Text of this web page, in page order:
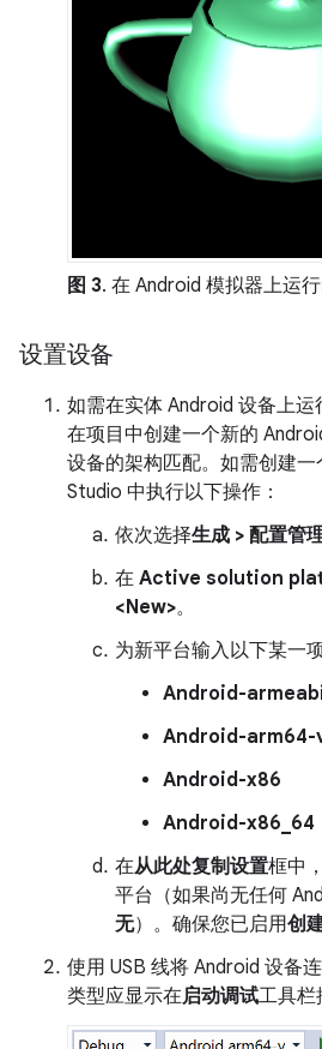
图 3. 在 Android 模拟器上运
设置设备
如需在实体 Android 设备上
在项目中创建一个新的
设备的架构匹配。如需创建一
Studio 中执行以下操作：
依次选择生成 > 配置管
在 Active solution
<New>。
为新平台输入以下某一
Android-
Android-arm64-
Android-x86
Android-x86_64
在从此处复制设置框中
平台（如果尚无任何
无）。确保您已启用创
使用 USB 线将 Android 设备
类型应显示在启动调试工具栏